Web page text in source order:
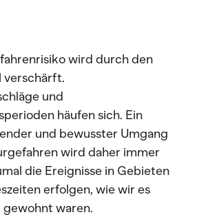
wird durch den
verschärft.
und
häufen sich. Ein
und bewusster Umgang
wird daher immer
die Ereignisse in Gebieten
erfolgen, wie wir es
waren.